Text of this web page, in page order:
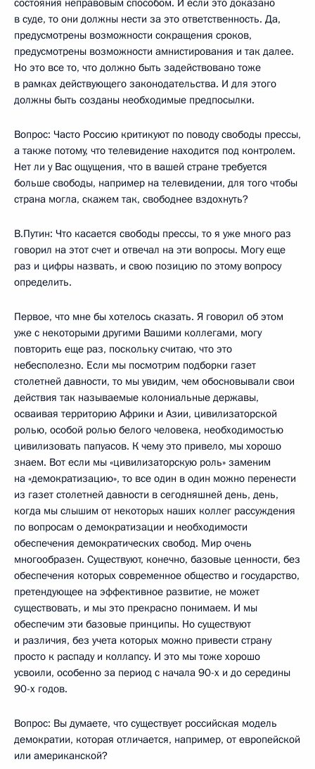
состояния неправовым способом. И если это доказано
в суде, то они должны нести за это ответственность. Да,
предусмотрены возможности сокращения сроков,
предусмотрены возможности амнистирования и так далее.
Но это все то, что должно быть задействовано тоже
в рамках действующего законодательства. И для этого
должны быть созданы необходимые предпосылки.
Вопрос: Часто Россию критикуют по поводу свободы прессы,
а также потому, что телевидение находится под контролем.
Нет ли у Вас ощущения, что в вашей стране требуется
больше свободы, например на телевидении, для того чтобы
страна могла, скажем так, свободнее вздохнуть?
В.Путин: Что касается свободы прессы, то я уже много раз
говорил на этот счет и отвечал на эти вопросы. Могу еще
раз и цифры назвать, и свою позицию по этому вопросу
определить.
Первое, что мне бы хотелось сказать. Я говорил об этом
уже с некоторыми другими Вашими коллегами, могу
повторить еще раз, поскольку считаю, что это
небесполезно. Если мы посмотрим подборки газет
столетней давности, то мы увидим, чем обосновывали свои
действия так называемые колониальные державы,
осваивая территорию Африки и Азии, цивилизаторской
ролью, особой ролью белого человека, необходимостью
цивилизовать папуасов. К чему это привело, мы хорошо
знаем. Вот если мы «цивилизаторскую роль» заменим
на «демократизацию», то все один в один можно перенести
из газет столетней давности в сегодняшней день, день,
когда мы слышим от некоторых наших коллег рассуждения
по вопросам о демократизации и необходимости
обеспечения демократических свобод. Мир очень
многообразен. Существуют, конечно, базовые ценности, без
обеспечения которых современное общество и государство,
претендующее на эффективное развитие, не может
существовать, и мы это прекрасно понимаем. И мы
обеспечим эти базовые принципы. Но существуют
и различия, без учета которых можно привести страну
просто к распаду и коллапсу. И это мы тоже хорошо
усвоили, особенно за период с начала 90-х и до середины
90-х годов.
Вопрос: Вы думаете, что существует российская модель
демократии, которая отличается, например, от европейской
или американской?